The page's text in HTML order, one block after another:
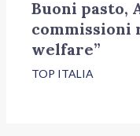
Buoni pasto,
commissioni
welfare”
TOP ITALIA